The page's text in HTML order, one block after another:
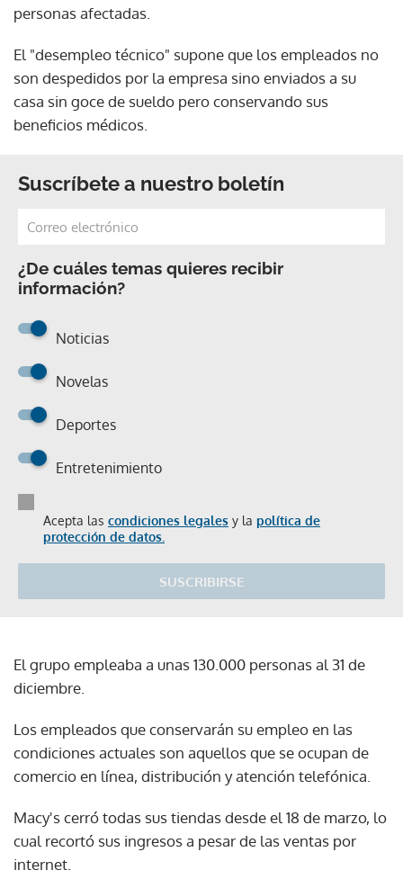
personas afectadas.
El "desempleo técnico" supone que los empleados no
son despedidos por la empresa sino enviados a su
casa sin goce de sueldo pero conservando sus
beneficios médicos.
Suscríbete a nuestro boletín
¿De cuáles temas quieres recibir
información?
Noticias
Novelas
Deportes
Entretenimiento
Acepta las condiciones legales y la política de
protección de datos.
SUSCRIBIRSE
El grupo empleaba a unas 130.000 personas al 31 de
diciembre.
Los empleados que conservarán su empleo en las
condiciones actuales son aquellos que se ocupan de
comercio en línea, distribución y atención telefónica.
Macy's cerró todas sus tiendas desde el 18 de marzo, lo
cual recortó sus ingresos a pesar de las ventas por
internet.